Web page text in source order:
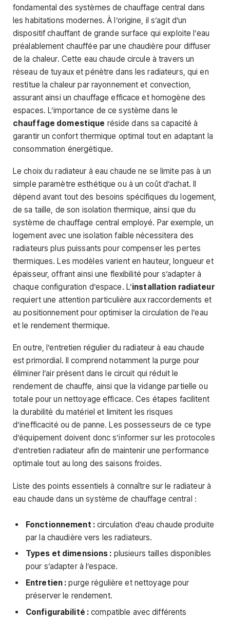
fondamental des systèmes de chauffage central dans
les habitations modernes. À l’origine, il s’agit d’un
dispositif chauffant de grande surface qui exploite l’eau
préalablement chauffée par une chaudière pour diffuser
de la chaleur. Cette eau chaude circule à travers un
réseau de tuyaux et pénètre dans les radiateurs, qui en
restitue la chaleur par rayonnement et convection,
assurant ainsi un chauffage efficace et homogène des
espaces. L’importance de ce système dans le
chauffage domestique réside dans sa capacité à
garantir un confort thermique optimal tout en adaptant la
consommation énergétique.
Le choix du radiateur à eau chaude ne se limite pas à un
simple paramètre esthétique ou à un coût d’achat. Il
dépend avant tout des besoins spécifiques du logement,
de sa taille, de son isolation thermique, ainsi que du
système de chauffage central employé. Par exemple, un
logement avec une isolation faible nécessitera des
radiateurs plus puissants pour compenser les pertes
thermiques. Les modèles varient en hauteur, longueur et
épaisseur, offrant ainsi une flexibilité pour s’adapter à
chaque configuration d’espace. L’installation radiateur
requiert une attention particulière aux raccordements et
au positionnement pour optimiser la circulation de l’eau
et le rendement thermique.
En outre, l’entretien régulier du radiateur à eau chaude
est primordial. Il comprend notamment la purge pour
éliminer l’air présent dans le circuit qui réduit le
rendement de chauffe, ainsi que la vidange partielle ou
totale pour un nettoyage efficace. Ces étapes facilitent
la durabilité du matériel et limitent les risques
d’inefficacité ou de panne. Les possesseurs de ce type
d’équipement doivent donc s’informer sur les protocoles
d’entretien radiateur afin de maintenir une performance
optimale tout au long des saisons froides.
Liste des points essentiels à connaître sur le radiateur à
eau chaude dans un système de chauffage central :
Fonctionnement :circulation d’eau chaude produite
par la chaudière vers les radiateurs.
Types et dimensions : plusieurs tailles disponibles
pour s’adapter à l’espace.
Entretien : purge régulière et nettoyage pour
préserver le rendement.
Configurabilité : compatible avec différents